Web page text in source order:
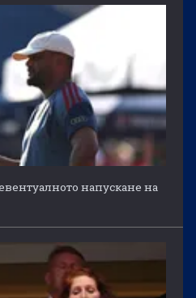
напускане на